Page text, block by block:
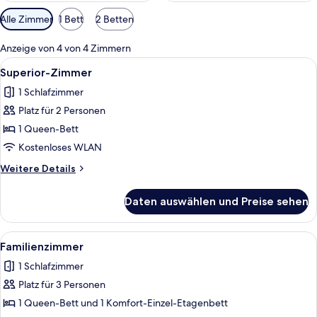
Verfügbare
Filter
für
Zimmer
Alle Zimmer 1 Bett 2 Betten
Anzeige von 4 von 4 Zimmern
Alle
Fotos
für
Superior-
Zimmer
anzeigen
Ein Hotelzimmer mit einem großen
20
Superior-Zimmer
1 Schlafzimmer
Platz für 2 Personen
1 Queen-Bett
Kostenloses WLAN
Weitere Details
Weitere
Zimmer
Daten auswählen und Preise sehen
Alle
Fotos
für
Familienzimmer
anzeigen
Ein Hotelzimmer mit Bett,
4
Familienzimmer
1 Schlafzimmer
Platz für 3 Personen
1 Queen-Bett und 1 Komfort-Einzel-Etagenbett